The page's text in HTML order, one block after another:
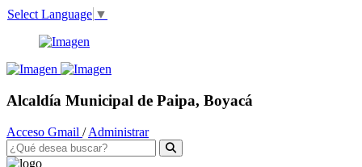
Select Language ▼
Alcaldía Municipal de Paipa, Boyacá
Acceso Gmail /Administrar